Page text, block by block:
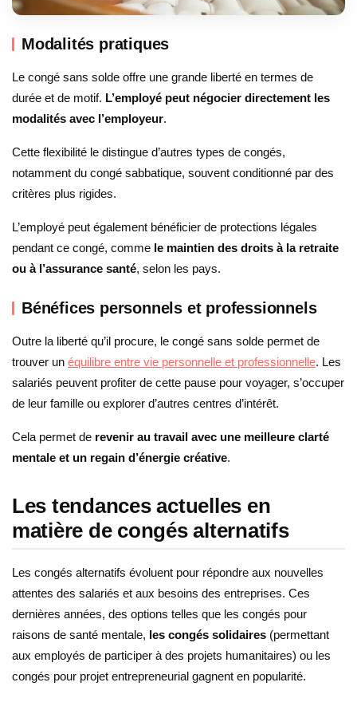
Modalités pratiques
Le congé sans solde offre une grande liberté en termes de
durée et de motif. L’employé peut négocier directement les
modalités avec l’employeur.
Cette flexibilité le distingue d’autres types de congés,
notamment du congé sabbatique, souvent conditionné par des
critères plus rigides.
L’employé peut également bénéficier de protections légales
pendant ce congé, comme le maintien des droits à la retraite
ou à l’assurance santé, selon les pays.
Bénéfices personnels et professionnels
Outre la liberté qu’il procure, le congé sans solde permet de
trouver un équilibre entre vie personnelle et professionnelle. Les
salariés peuvent profiter de cette pause pour voyager, s’occuper
de leur famille ou explorer d’autres centres d’intérêt.
Cela permet de revenir au travail avec une meilleure clarté
mentale et un regain d’énergie créative.
Les tendances actuelles en
matière de congés alternatifs
Les congés alternatifs évoluent pour répondre aux nouvelles
attentes des salariés et aux besoins des entreprises. Ces
dernières années, des options telles que les congés pour
raisons de santé mentale, les congés solidaires (permettant
aux employés de participer à des projets humanitaires) ou les
congés pour projet entrepreneurial gagnent en popularité.